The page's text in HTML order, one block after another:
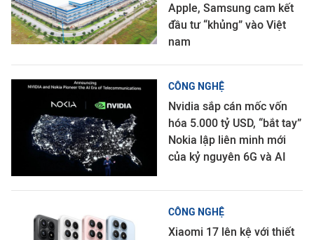
Apple, Samsung cam kết
đầu tư “khủng” vào Việt
nam
CÔNG NGHỆ
Nvidia sắp cán mốc vốn
hóa 5.000 tỷ USD, “bắt tay”
Nokia lập liên minh mới
của kỷ nguyên 6G và AI
CÔNG NGHỆ
Xiaomi 17 lên kệ với thiết